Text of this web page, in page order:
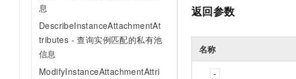
息
DescribeInstanceAttachmentAt
tributes - 查询实例匹配的私有池
信息
ModifyInstanceAttachmentAttri
返回参数
名称